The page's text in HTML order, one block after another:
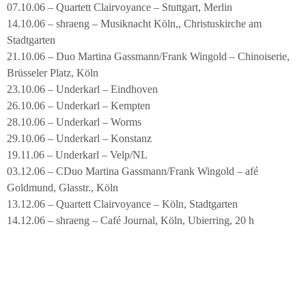
07.10.06 – Quartett Clairvoyance – Stuttgart, Merlin
14.10.06 – shraeng – Musiknacht Köln,, Christuskirche am
Stadtgarten
21.10.06 – Duo Martina Gassmann/Frank Wingold – Chinoiserie,
Brüsseler Platz, Köln
23.10.06 – Underkarl – Eindhoven
26.10.06 – Underkarl – Kempten
28.10.06 – Underkarl – Worms
29.10.06 – Underkarl – Konstanz
19.11.06 – Underkarl – Velp/NL
03.12.06 – CDuo Martina Gassmann/Frank Wingold – afé
Goldmund, Glasstr., Köln
13.12.06 – Quartett Clairvoyance – Köln, Stadtgarten
14.12.06 – shraeng – Café Journal, Köln, Ubierring, 20 h